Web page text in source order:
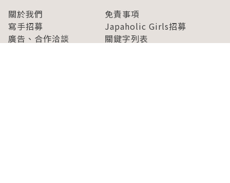
關於我們
免責事項
寫手招募
Japaholic Girls招募
廣告、合作洽談
關鍵字列表